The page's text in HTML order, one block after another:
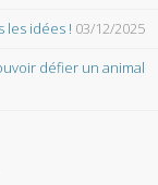
les idées ! 03/12/2025
défier un animal